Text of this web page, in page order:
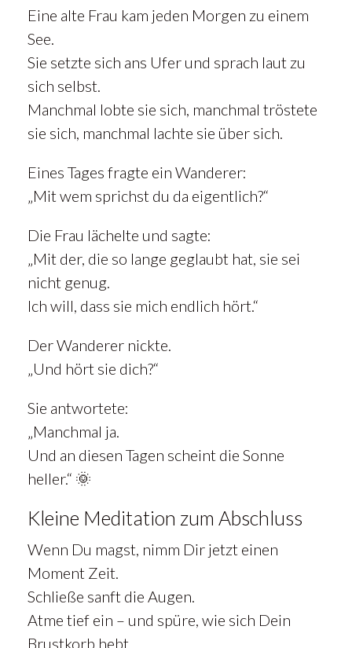
Eine alte Frau kam jeden Morgen zu einem
See.
Sie setzte sich ans Ufer und sprach laut zu
sich selbst.
Manchmal lobte sie sich, manchmal tröstete
sie sich, manchmal lachte sie über sich.
Eines Tages fragte ein Wanderer:
„Mit wem sprichst du da eigentlich?“
Die Frau lächelte und sagte:
„Mit der, die so lange geglaubt hat, sie sei
nicht genug.
Ich will, dass sie mich endlich hört.“
Der Wanderer nickte.
„Und hört sie dich?“
Sie antwortete:
„Manchmal ja.
Und an diesen Tagen scheint die Sonne
heller.“ 🌞
Kleine Meditation zum Abschluss
Wenn Du magst, nimm Dir jetzt einen
Moment Zeit.
Schließe sanft die Augen.
Atme tief ein – und spüre, wie sich Dein
Brustkorb hebt.